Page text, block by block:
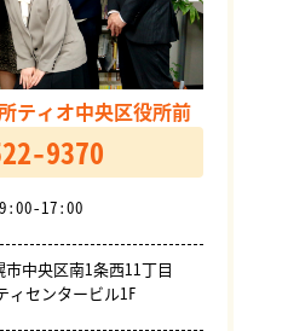
ティオ中央区役所前
9370
17:00
中央区南1条西11丁目
センタービル1F